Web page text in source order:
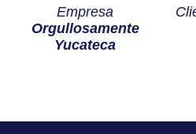
Empresa
Orgullosamente
Yucateca